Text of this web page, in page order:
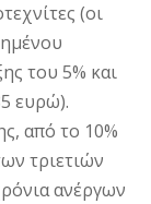
(οι
του 5% και
ευρώ).
από το 10%
τριετιών
ανέργων